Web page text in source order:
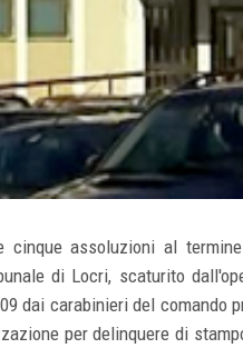
cinque assoluzioni al
di Locri, scaturito
dai carabinieri del comando
per delinquere di